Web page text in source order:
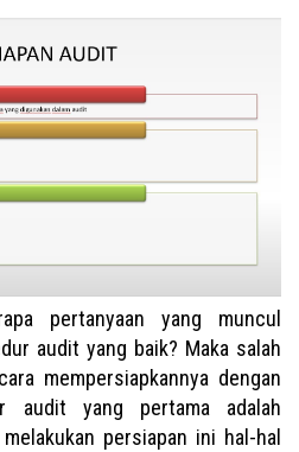
pertanyaan yang muncul
audit yang baik? Maka salah
mempersiapkannya dengan
audit yang pertama adalah
persiapan ini hal-hal